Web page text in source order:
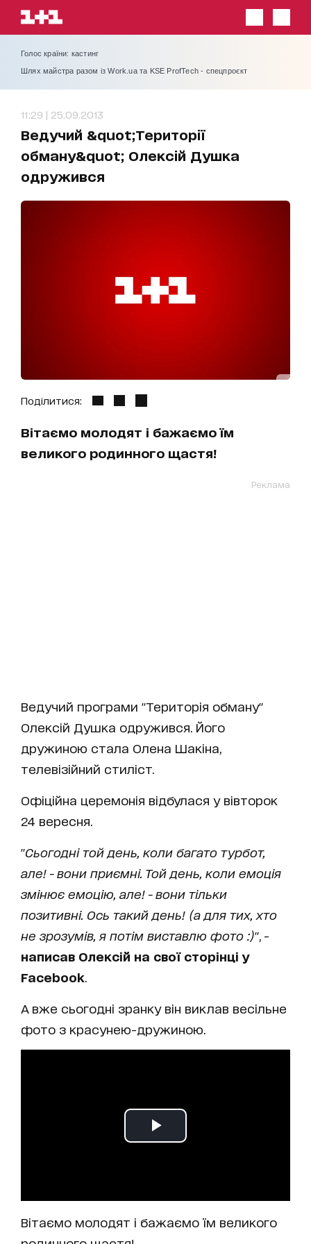
Голос країни: кастинг
Шлях майстра разом із Work.ua та KSE ProfTech - спецпроєкт
11:29 | 25.09.2013
Ведучий &quot;Території
обману&quot; Олексій Душка
одружився
Поділитися:
Вітаємо молодят і бажаємо їм
великого родинного щастя!
Реклама
Ведучий програми "Територія обману"
Олексій Душка одружився. Його
дружиною стала Олена Шакіна,
телевізійний стиліст.
Офіційна церемонія відбулася у вівторок
24 вересня.
"Сьогодні той день, коли багато турбот,
але! - вони приємні. Той день, коли емоція
змінює емоцію, але! - вони тільки
позитивні. Ось такий день! (а для тих, хто
не зрозумів, я потім виставлю фото :)", -
написав Олексій на свої сторінці у
Facebook
А вже сьогодні зранку він виклав весільне
фото з красунею-дружиною.
Вітаємо молодят і бажаємо їм великого